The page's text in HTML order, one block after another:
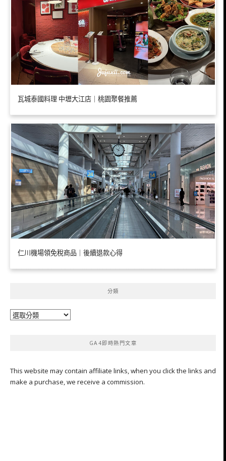
瓦城泰國料理 中壢大江店｜桃園聚餐推薦
仁川機場領免稅商品｜後續退款心得
分類
分
GA4即時熱門文章
This website may contain affiliate links, when you click the links and
make a purchase, we receive a commission.